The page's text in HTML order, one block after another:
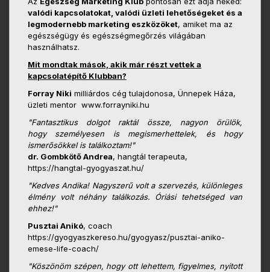
valódi kapcsolatokat, valódi üzleti lehetőségeket és a
legmodernebb marketing eszközöket, amiket ma az
egészségügy és egészségmegőrzés világában
használhatsz.
Mit mondtak mások, akik már részt vettek a
kapcsolatépítő Klubban?
Forray Niki milliárdos cég tulajdonosa, Ünnepek Háza,
üzleti mentor www.forrayniki.hu
"Fantasztikus dolgot raktál össze, nagyon örülök,
hogy személyesen is megismerhettelek, és hogy
ismerősökkel is találkoztam!"
dr. Gombkötő Andrea, hangtál terapeuta,
https://hangtal-gyogyaszat.hu/
"Kedves Andika! Nagyszerű volt a szervezés, különleges
élmény volt néhány találkozás. Óriási tehetséged van
ehhez!"
Pusztai Anikó, coach
https://gyogyaszkereso.hu/gyogyasz/pusztai-aniko-
emese-life-coach/
"Köszönöm szépen, hogy ott lehettem, figyelmes, nyitott